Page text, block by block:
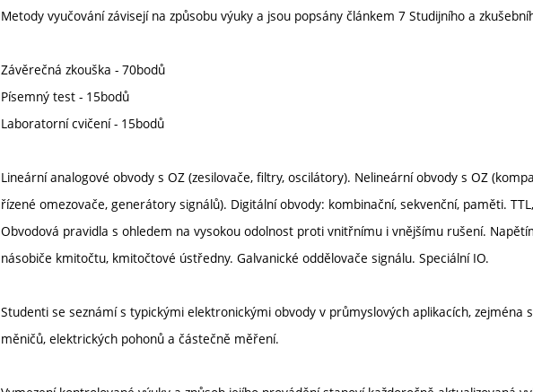
Metody vyučování závisejí na způsobu výuky a jsou popsány článkem 7 Studijního a
Závěrečná zkouška - 70bodů
Písemný test - 15bodů
Laboratorní cvičení - 15bodů
Lineární analogové obvody s OZ (zesilovače, filtry, oscilátory). Nelineární obvody s OZ
řízené omezovače, generátory signálů). Digitální obvody: kombinační, sekvenční, paměti.
Obvodová pravidla s ohledem na vysokou odolnost proti vnitřnímu i vnějšímu rušení.
násobiče kmitočtu, kmitočtové ústředny. Galvanické oddělovače signálu. Speciální IO.
Studenti se seznámí s typickými elektronickými obvody v průmyslových aplikacích, zejména
měničů, elektrických pohonů a částečně měření.